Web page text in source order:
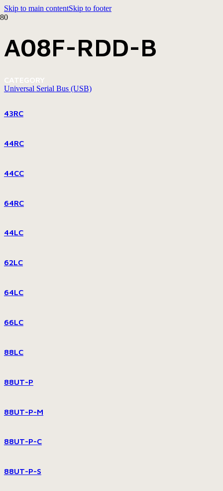
Skip to main contentSkip to footer
A08F-RDD-B
CATEGORY
Universal Serial Bus (USB)
43RC
44RC
44CC
64RC
44LC
62LC
64LC
66LC
88LC
88UT-P
88UT-P-M
88UT-P-C
88UT-P-S